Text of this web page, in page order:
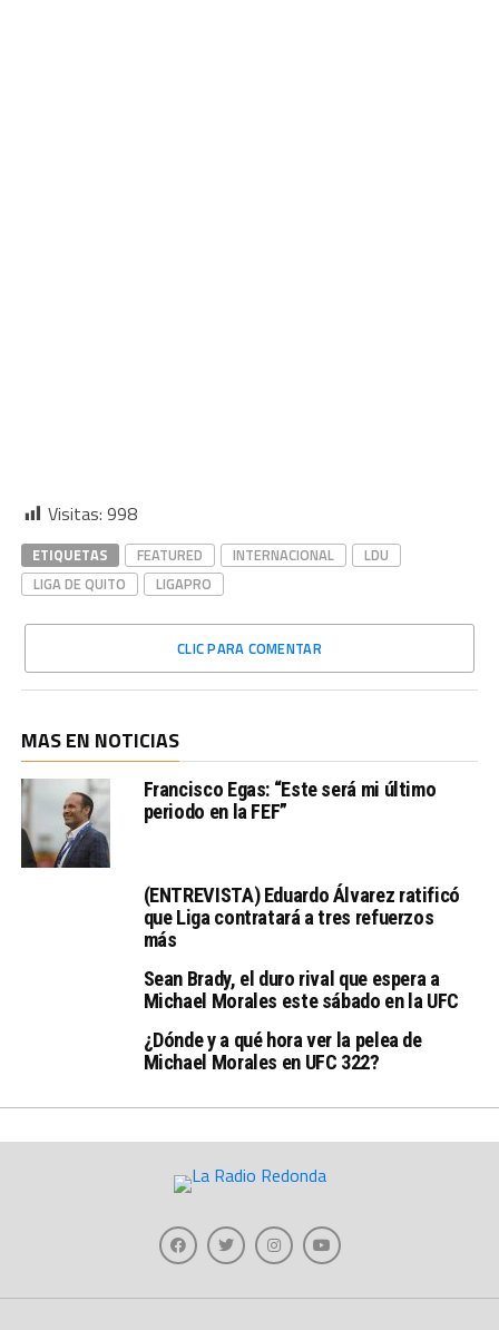
Visitas: 998
ETIQUETAS FEATURED INTERNACIONAL
LDU
LIGA DE QUITO
LIGAPRO
CLIC PARA COMENTAR
MAS EN NOTICIAS
Francisco Egas: “Este será mi último
periodo en la FEF”
(ENTREVISTA) Eduardo Álvarez ratificó
que Liga contratará a tres refuerzos
más
Sean Brady, el duro rival que espera a
Michael Morales este sábado en la UFC
¿Dónde y a qué hora ver la pelea de
Michael Morales en UFC 322?